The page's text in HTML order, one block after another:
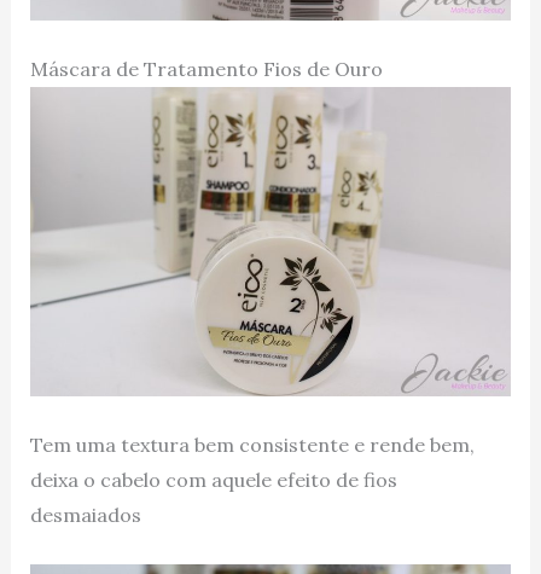
Máscara de Tratamento Fios de Ouro
Tem uma textura bem consistente e rende bem,
deixa o cabelo com aquele efeito de fios
desmaiados